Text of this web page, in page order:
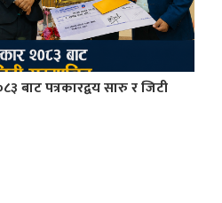
बाट पत्रकारद्वय सारु र जिटी